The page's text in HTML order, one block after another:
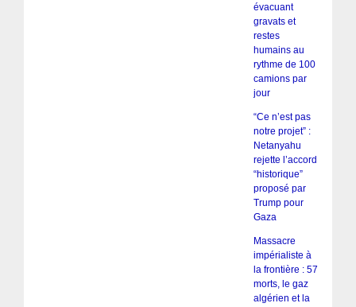
évacuant
gravats et
restes
humains au
rythme de 100
camions par
jour
“Ce n’est pas
notre projet” :
Netanyahu
rejette l’accord
“historique”
proposé par
Trump pour
Gaza
Massacre
impérialiste à
la frontière : 57
morts, le gaz
algérien et la